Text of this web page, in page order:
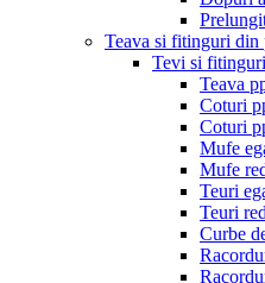
Teava si fitinguri din
Tevi si
Teava
Coturi
Coturi
Mufe
Mufe
Teuri
Teuri
Curbe